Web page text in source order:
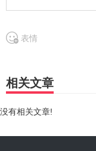
表情
相关文章
没有相关文章!